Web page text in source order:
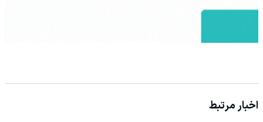
اخبار مرتبط